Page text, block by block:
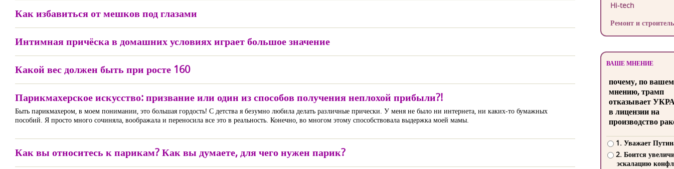
Как избавиться от мешков под глазами
Интимная причёска в домашних условиях играет большое значение
Какой вес должен быть при росте 160
Парикмахерское искусство: призвание или один из способов получения неплохой прибыли?!
Быть парикмахером, в моем понимании, это большая гордость! С детства я безумно любила делать различные прически. У меня не было ни интернета, ни каких-то бумажных
пособий. Я просто много сочиняла, воображала и переносила все это в реальность. Конечно, во многом этому способствовала выдержка моей мамы.
Как вы относитесь к парикам? Как вы думаете, для чего нужен парик?
Hi-tech
Ремонт и
ВАШЕ МНЕНИЕ
почему, по
мнению, трамп
отказывает
в лицензии на
производство
1. Уважает
2. Боится
эскалацию